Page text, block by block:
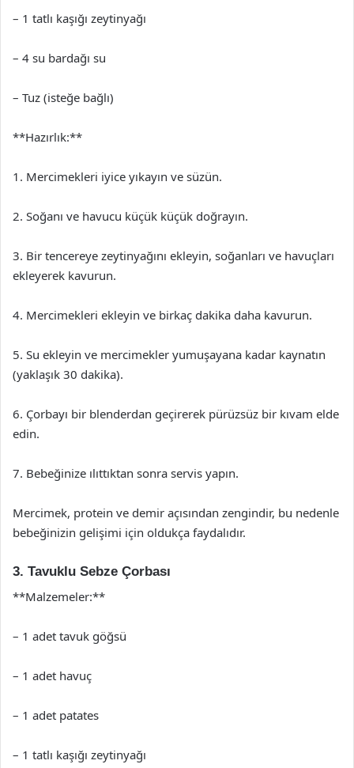
– 1 tatlı kaşığı zeytinyağı
– 4 su bardağı su
– Tuz (isteğe bağlı)
**Hazırlık:**
1. Mercimekleri iyice yıkayın ve süzün.
2. Soğanı ve havucu küçük küçük doğrayın.
3. Bir tencereye zeytinyağını ekleyin, soğanları ve havuçları
ekleyerek kavurun.
4. Mercimekleri ekleyin ve birkaç dakika daha kavurun.
5. Su ekleyin ve mercimekler yumuşayana kadar kaynatın
(yaklaşık 30 dakika).
6. Çorbayı bir blenderdan geçirerek pürüzsüz bir kıvam elde
edin.
7. Bebeğinize ılıttıktan sonra servis yapın.
Mercimek, protein ve demir açısından zengindir, bu nedenle
bebeğinizin gelişimi için oldukça faydalıdır.
3. Tavuklu Sebze Çorbası
**Malzemeler:**
– 1 adet tavuk göğsü
– 1 adet havuç
– 1 adet patates
– 1 tatlı kaşığı zeytinyağı